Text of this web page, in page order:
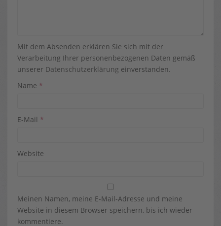
Mit dem Absenden erklären Sie sich mit der
Verarbeitung Ihrer personenbezogenen Daten gemäß
unserer Datenschutzerklärung einverstanden.
Name *
E-Mail *
Website
Meinen Namen, meine E-Mail-Adresse und meine
Website in diesem Browser speichern, bis ich wieder
kommentiere.